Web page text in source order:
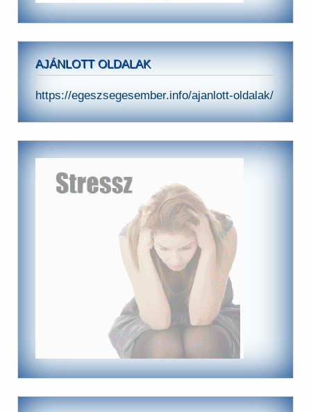
AJÁNLOTT OLDALAK
https://egeszsegesember.info/ajanlott-oldalak/